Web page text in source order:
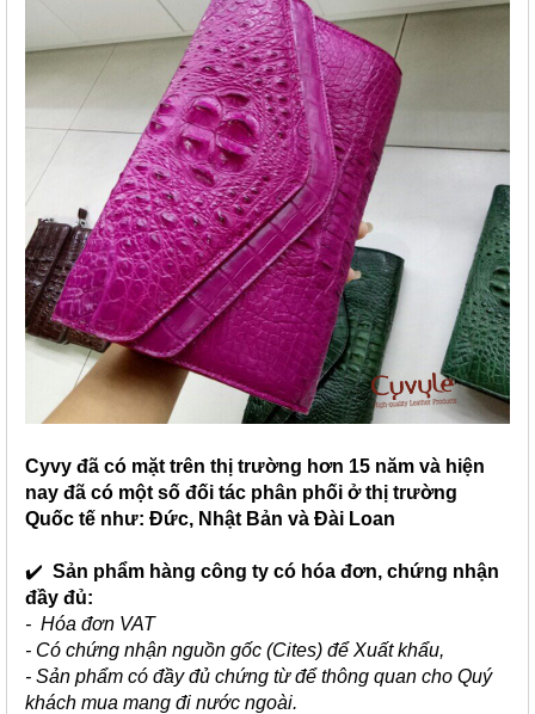
Cyvy đã có mặt trên thị trường hơn 15 năm và hiện
nay đã có một số đối tác phân phối ở thị trường
Quốc tế như: Đức, Nhật Bản và Đài Loan
✔️ Sản phẩm hàng công ty có hóa đơn, chứng nhận
đầy đủ:
- Hóa đơn VAT
- Có chứng nhận nguồn gốc (Cites) để Xuất khẩu,
- Sản phẩm có đầy đủ chứng từ để thông quan cho Quý
khách mua mang đi nước ngoài.